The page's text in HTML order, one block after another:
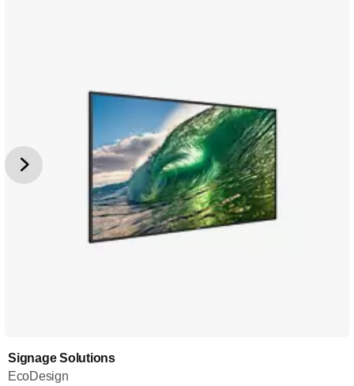
Signage Solutions
EcoDesign